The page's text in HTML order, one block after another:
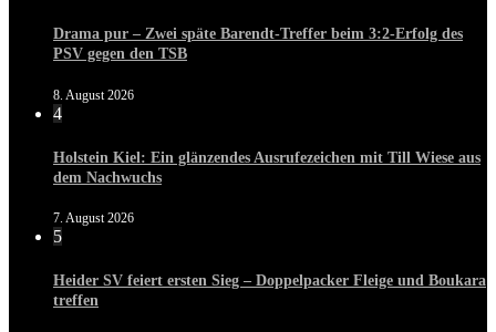
Drama pur – Zwei späte Barendt-Treffer beim 3:2-Erfolg des
PSV gegen den TSB
8. August 2026
4
Holstein Kiel: Ein glänzendes Ausrufezeichen mit Till Wiese aus
dem Nachwuchs
7. August 2026
5
Heider SV feiert ersten Sieg – Doppelpacker Fleige und Boukara
treffen